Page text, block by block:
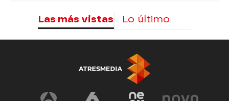
Las más vistas Lo último